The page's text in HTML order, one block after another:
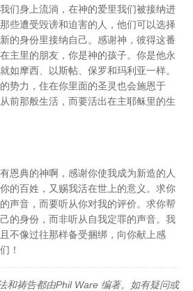
们身上流淌，在神的爱里我们被接纳进
些遭受毁谤和迫害的人，他们可以选择
的身份里接纳自己。感谢神，彼得这番
主里的朋友，你是神的孩子。你是他永
如摩西、以斯帖、保罗和玛利亚一样。
势力，住在你里面的圣灵也会施恩于
前那般生活，而要活出在主耶稣里的生
恩典的神啊，感谢你使我成为新造的人
的百姓，又赐我活在世上的意义。求你
声音，而要听从你对我的评价。求你帮
的身份，而非听从自我定罪的声音。我
不像过往那样备受捆绑，向你献上感
！
和祷告都由Phil Ware 编著。如有疑问或